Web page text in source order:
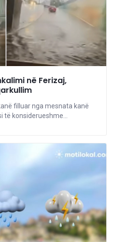
në Ferizaj,
filluar nga mesnata kanë
konsiderueshme...